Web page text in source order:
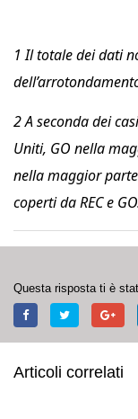
1 Il totale dei dati
2 A seconda dei
Uniti, GO nella
nella maggior
coperti da REC e
Questa risposta ti è
Articoli correlati